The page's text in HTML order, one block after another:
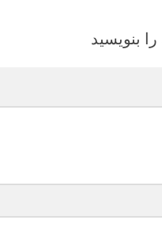
را بنویسید